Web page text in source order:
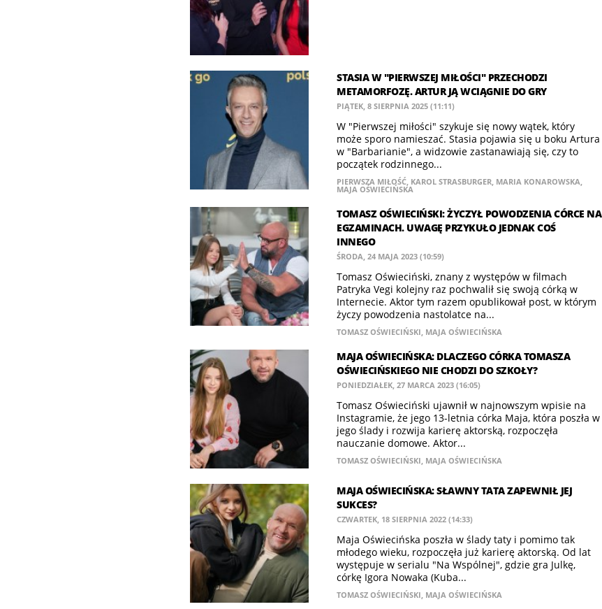
STASIA W "PIERWSZEJ MIŁOŚCI" PRZECHODZI
METAMORFOZĘ. ARTUR JĄ WCIĄGNIE DO GRY
PIĄTEK, 8 SIERPNIA 2025 (11:11)
W "Pierwszej miłości" szykuje się nowy wątek, który
może sporo namieszać. Stasia pojawia się u boku Artura
w "Barbarianie", a widzowie zastanawiają się, czy to
początek rodzinnego...
PIERWSZA MIŁOŚĆ, KAROL STRASBURGER, MARIA KONAROWSKA,
MAJA OŚWIECIŃSKA
TOMASZ OŚWIECIŃSKI: ŻYCZYŁ POWODZENIA CÓRCE NA
EGZAMINACH. UWAGĘ PRZYKUŁO JEDNAK COŚ
INNEGO
ŚRODA, 24 MAJA 2023 (10:59)
Tomasz Oświeciński, znany z występów w filmach
Patryka Vegi kolejny raz pochwalił się swoją córką w
Internecie. Aktor tym razem opublikował post, w którym
życzy powodzenia nastolatce na...
TOMASZ OŚWIECIŃSKI, MAJA OŚWIECIŃSKA
MAJA OŚWIECIŃSKA: DLACZEGO CÓRKA TOMASZA
OŚWIECIŃSKIEGO NIE CHODZI DO SZKOŁY?
PONIEDZIAŁEK, 27 MARCA 2023 (16:05)
Tomasz Oświeciński ujawnił w najnowszym wpisie na
Instagramie, że jego 13-letnia córka Maja, która poszła w
jego ślady i rozwija karierę aktorską, rozpoczęła
nauczanie domowe. Aktor...
TOMASZ OŚWIECIŃSKI, MAJA OŚWIECIŃSKA
MAJA OŚWIECIŃSKA: SŁAWNY TATA ZAPEWNIŁ JEJ
SUKCES?
CZWARTEK, 18 SIERPNIA 2022 (14:33)
Maja Oświecińska poszła w ślady taty i pomimo tak
młodego wieku, rozpoczęła już karierę aktorską. Od lat
występuje w serialu "Na Wspólnej", gdzie gra Julkę,
córkę Igora Nowaka (Kuba...
TOMASZ OŚWIECIŃSKI, MAJA OŚWIECIŃSKA